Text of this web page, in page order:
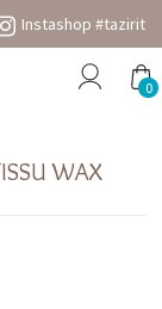
Instashop #tazirit
0
WAX